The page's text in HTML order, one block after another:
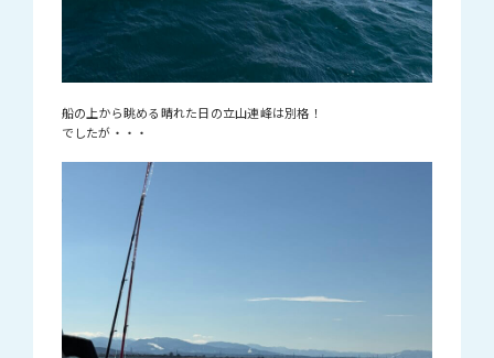
船の上から眺める晴れた日の立山連峰は別格！
でしたが・・・